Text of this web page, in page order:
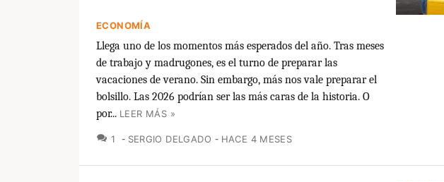
ECONOMÍA
Llega uno de los momentos más esperados del año. Tras meses
de trabajo y madrugones, es el turno de preparar las
vacaciones de verano. Sin embargo, más nos vale preparar el
bolsillo. Las 2026 podrían ser las más caras de la historia. O
por... LEER MÁS »
1 COMENTARIOS
SERGIO DELGADO HACE 4 MESES